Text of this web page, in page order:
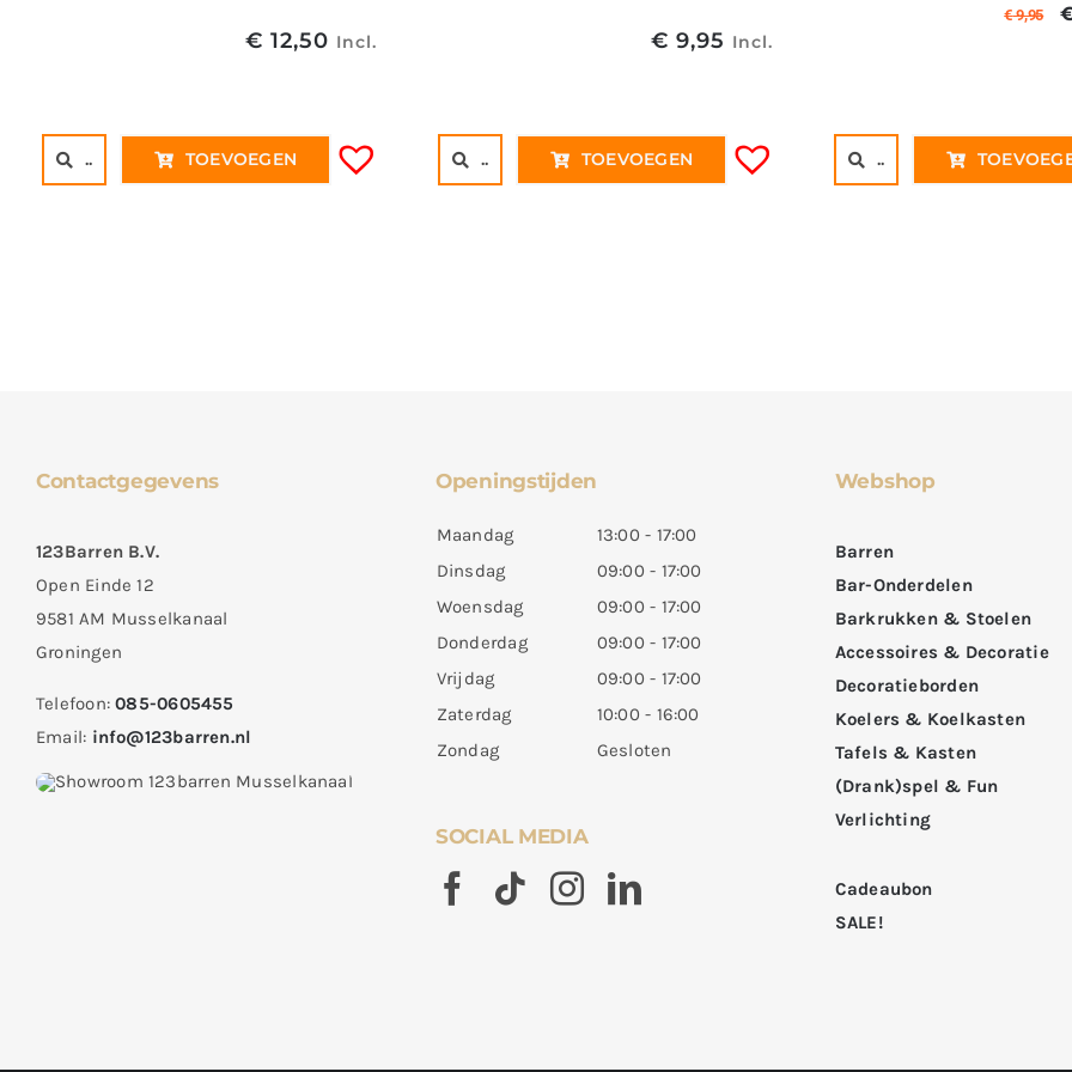
€ 12,50 Incl.
.. TOEVOEGEN
€ 9,95 Incl.
.. TOEVOEGEN
€9,95
..
Contactgegevens
123Barren B.V.
Open Einde 12
9581 AM Musselkanaal
Groningen
Telefoon:085-0605455
Email: info@123barren.nl
Openingstijden
Maandag
13:00 - 17:00
Dinsdag
09:00 - 17:00
Woensdag
09:00 - 17:00
Donderdag
09:00 - 17:00
Vrijdag
09:00 - 17:00
Zaterdag
10:00 - 16:00
Zondag
Gesloten
SOCIAL MEDIA
Webshop
Barren
Bar-Onderdelen
Barkrukken & Stoelen
Accessoires & Decoratie
Decoratieborden
Koelers & Koelkasten
Tafels & Kasten
(Drank)spel & Fun
Verlichting
Cadeaubon
SALE!